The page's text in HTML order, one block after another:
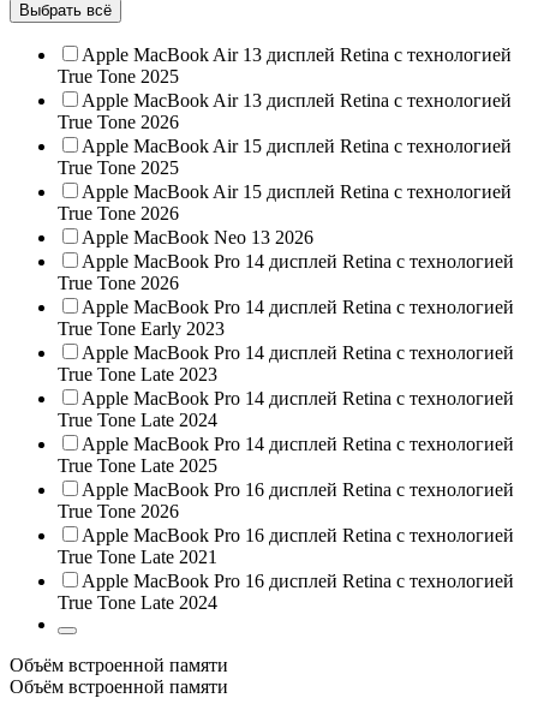
Выбрать всё
Apple MacBook Air 13 дисплей Retina с технологией
True Tone 2025
Apple MacBook Air 13 дисплей Retina с технологией
True Tone 2026
Apple MacBook Air 15 дисплей Retina с технологией
True Tone 2025
Apple MacBook Air 15 дисплей Retina с технологией
True Tone 2026
Apple MacBook Neo 13 2026
Apple MacBook Pro 14 дисплей Retina с технологией
True Tone 2026
Apple MacBook Pro 14 дисплей Retina с технологией
True Tone Early 2023
Apple MacBook Pro 14 дисплей Retina с технологией
True Tone Late 2023
Apple MacBook Pro 14 дисплей Retina с технологией
True Tone Late 2024
Apple MacBook Pro 14 дисплей Retina с технологией
True Tone Late 2025
Apple MacBook Pro 16 дисплей Retina с технологией
True Tone 2026
Apple MacBook Pro 16 дисплей Retina с технологией
True Tone Late 2021
Apple MacBook Pro 16 дисплей Retina с технологией
True Tone Late 2024
Объём встроенной памяти
Объём встроенной памяти